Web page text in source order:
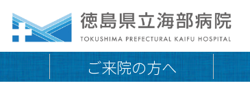
ご来院の方へ